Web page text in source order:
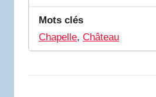
Mots clés
Chapelle, Château